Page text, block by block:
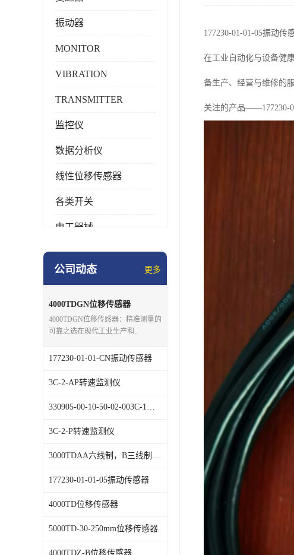
振动器
MONITOR
VIBRATION
TRANSMITTER
监控仪
数据分析仪
线性位移传感器
各类开关
电工器械
模块化产品
特殊用处传感器
特殊用途变送器
公司动态 更多
4000TDGN位移传感器
4000TDGN位移传感器：精准测量的
可靠之选在现代工业生产和..
177230-01-01-CN振动传感器
3C-2-AP转速监测仪
330905-00-10-50-02-003C-1，振动传感器
3C-2-P转速监测仪
3000TDAA六线制，B三线制)位移传感器
177230-01-01-05振动传感器
4000TD位移传感器
5000TD-30-250mm位移传感器
4000TDZ-B位移传感器
177230-01-01-05振动
在工业自动化与设备健
备生产、经营与维修的
关注的产品——177230-